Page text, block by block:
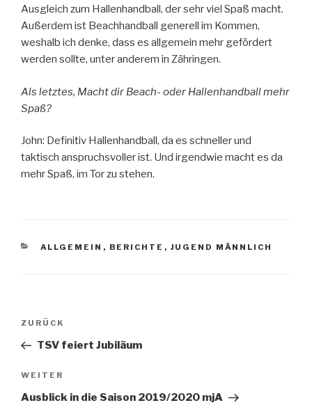
Ausgleich zum Hallenhandball, der sehr viel Spaß macht.
Außerdem ist Beachhandball generell im Kommen,
weshalb ich denke, dass es allgemein mehr gefördert
werden sollte, unter anderem in Zähringen.
Als letztes, Macht dir Beach- oder Hallenhandball mehr
Spaß?
John: Definitiv Hallenhandball, da es schneller und
taktisch anspruchsvoller ist. Und irgendwie macht es da
mehr Spaß, im Tor zu stehen.
ALLGEMEIN , BERICHTE , JUGEND MÄNNLICH
ZURÜCK
TSV feiert Jubiläum
WEITER
Ausblick in die Saison 2019/2020 mjA